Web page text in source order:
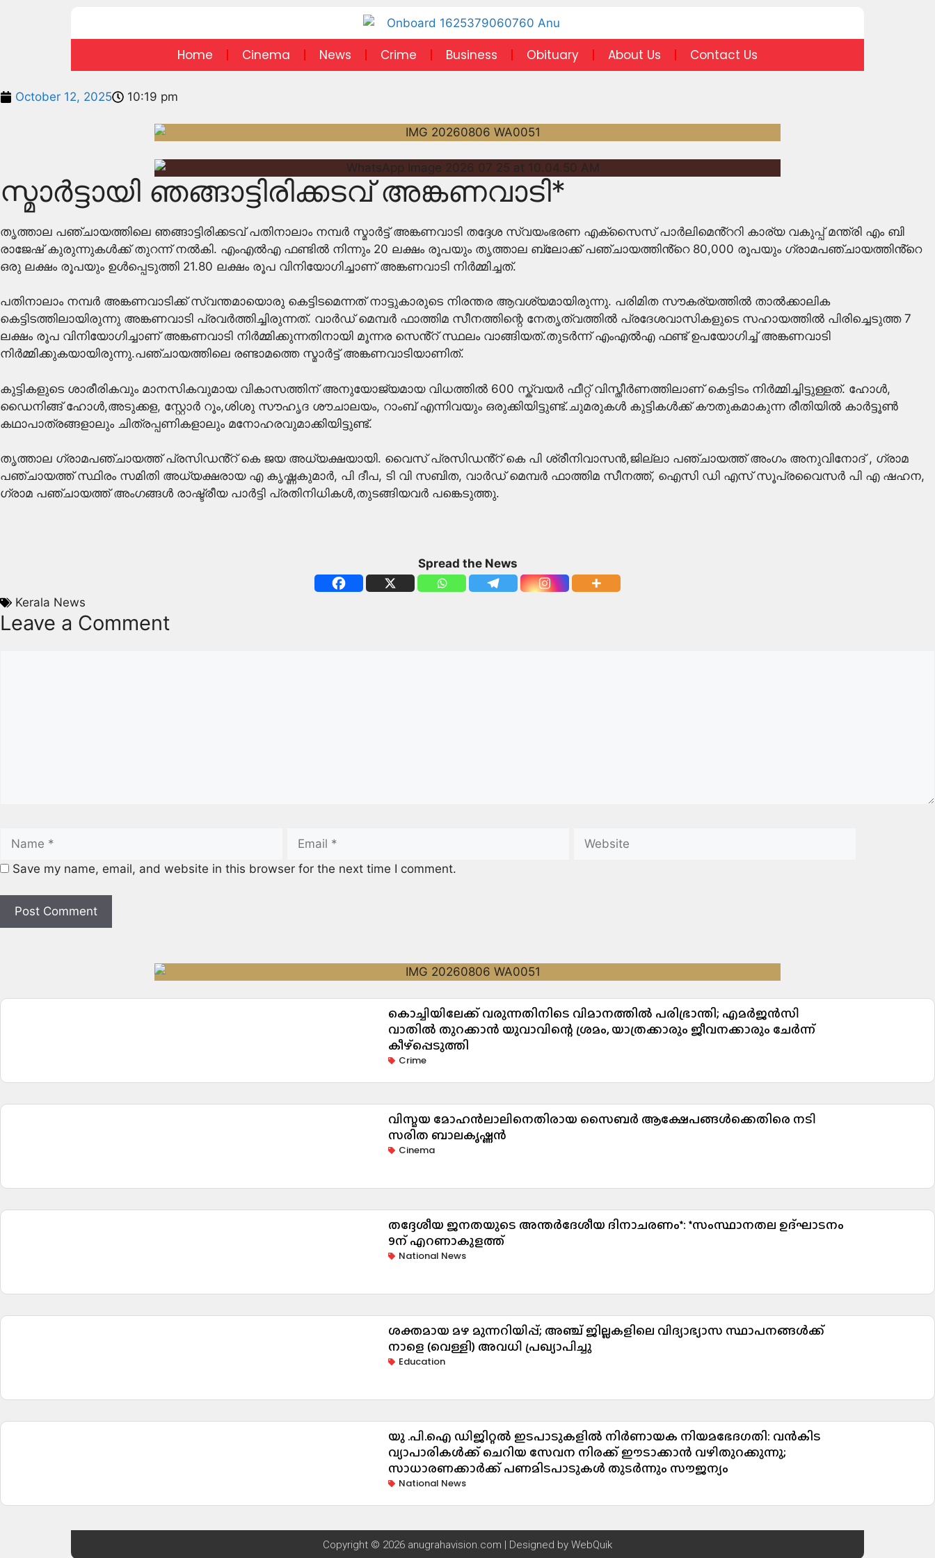
Home Cinema News Crime Business Obituary About Us Contact Us
October 12, 2025 10:19 pm
സ്മാർട്ടായി ഞങ്ങാട്ടിരിക്കടവ് അങ്കണവാടി*
തൃത്താല പഞ്ചായത്തിലെ ഞങ്ങാട്ടിരിക്കടവ് പതിനാലാം നമ്പർ സ്മാർട്ട് അങ്കണവാടി തദ്ദേശ സ്വയംഭരണ എക്സൈസ് പാർലിമെൻ്ററി കാര്യ വകുപ്പ് മന്ത്രി എം ബി
രാജേഷ് കുരുന്നുകൾക്ക് തുറന്ന് നൽകി. എംഎൽഎ ഫണ്ടിൽ നിന്നും 20 ലക്ഷം രൂപയും തൃത്താല ബ്ലോക്ക് പഞ്ചായത്തിൻ്റെ 80,000 രൂപയും ഗ്രാമപഞ്ചായത്തിൻ്റെ
ഒരു ലക്ഷം രൂപയും ഉൾപ്പെടുത്തി 21.80 ലക്ഷം രൂപ വിനിയോഗിച്ചാണ് അങ്കണവാടി നിർമ്മിച്ചത്.
പതിനാലാം നമ്പർ അങ്കണവാടിക്ക് സ്വന്തമായൊരു കെട്ടിടമെന്നത് നാട്ടുകാരുടെ നിരന്തര ആവശ്യമായിരുന്നു. പരിമിത സൗകര്യത്തിൽ താൽക്കാലിക
കെട്ടിടത്തിലായിരുന്നു അങ്കണവാടി പ്രവർത്തിച്ചിരുന്നത്. വാർഡ് മെമ്പർ ഫാത്തിമ സീനത്തിന്റെ നേതൃത്വത്തിൽ പ്രദേശവാസികളുടെ സഹായത്തിൽ പിരിച്ചെടുത്ത 7
ലക്ഷം രൂപ വിനിയോഗിച്ചാണ് അങ്കണവാടി നിർമ്മിക്കുന്നതിനായി മൂന്നര സെൻ്റ് സ്ഥലം വാങ്ങിയത്.തുടർന്ന് എംഎൽഎ ഫണ്ട് ഉപയോഗിച്ച് അങ്കണവാടി
നിർമ്മിക്കുകയായിരുന്നു.പഞ്ചായത്തിലെ രണ്ടാമത്തെ സ്മാർട്ട് അങ്കണവാടിയാണിത്.
കുട്ടികളുടെ ശാരീരികവും മാനസികവുമായ വികാസത്തിന് അനുയോജ്യമായ വിധത്തിൽ 600 സ്ക്വയർ ഫീറ്റ് വിസ്തീർണത്തിലാണ് കെട്ടിടം നിർമ്മിച്ചിട്ടുള്ളത്. ഹോൾ,
ഡൈനിങ്ങ് ഹോൾ,അടുക്കള, സ്റ്റോർ റൂം,ശിശു സൗഹൃദ ശൗചാലയം, റാംബ് എന്നിവയും ഒരുക്കിയിട്ടുണ്ട്.ചുമരുകൾ കുട്ടികൾക്ക് കൗതുകമാകുന്ന രീതിയിൽ കാർട്ടൂൺ
കഥാപാത്രങ്ങളാലും ചിത്രപ്പണികളാലും മനോഹരവുമാക്കിയിട്ടുണ്ട്.
തൃത്താല ഗ്രാമപഞ്ചായത്ത് പ്രസിഡൻ്റ് കെ ജയ അധ്യക്ഷയായി. വൈസ് പ്രസിഡൻ്റ് കെ പി ശ്രീനിവാസൻ,ജില്ലാ പഞ്ചായത്ത് അംഗം അനുവിനോദ് , ഗ്രാമ
പഞ്ചായത്ത് സ്ഥിരം സമിതി അധ്യക്ഷരായ എ കൃഷ്ണകുമാർ, പി ദീപ, ടി വി സബിത, വാർഡ് മെമ്പർ ഫാത്തിമ സീനത്ത്, ഐസി ഡി എസ് സൂപ്രവൈസർ പി എ ഷഹന,
ഗ്രാമ പഞ്ചായത്ത് അംഗങ്ങൾ രാഷ്ട്രീയ പാർട്ടി പ്രതിനിധികൾ,തുടങ്ങിയവർ പങ്കെടുത്തു.
Spread the News
Kerala News
Leave a Comment
Save my name, email, and website in this browser for the next time I comment.
കൊച്ചിയിലേക്ക് വരുന്നതിനിടെ വിമാനത്തിൽ പരിഭ്രാന്തി; എമർജൻസി
വാതിൽ തുറക്കാൻ യുവാവിന്റെ ശ്രമം, യാത്രക്കാരും ജീവനക്കാരും ചേർന്ന്
കീഴ്പ്പെടുത്തി
Crime
വിസ്മയ മോഹൻലാലിനെതിരായ സൈബർ ആക്ഷേപങ്ങൾക്കെതിരെ നടി
സരിത ബാലകൃഷ്ണൻ
Cinema
തദ്ദേശീയ ജനതയുടെ അന്തർദേശീയ ദിനാചരണം*: *സംസ്ഥാനതല ഉദ്ഘാടനം
9ന് എറണാകുളത്ത്
National News
ശക്തമായ മഴ മുന്നറിയിപ്പ്; അഞ്ച് ജില്ലകളിലെ വിദ്യാഭ്യാസ സ്ഥാപനങ്ങൾക്ക്
നാളെ (വെള്ളി) അവധി പ്രഖ്യാപിച്ചു
Education
യു .പി.ഐ ഡിജിറ്റൽ ഇടപാടുകളിൽ നിർണായക നിയമഭേദഗതി: വൻകിട
വ്യാപാരികൾക്ക് ചെറിയ സേവന നിരക്ക് ഈടാക്കാൻ വഴിതുറക്കുന്നു;
സാധാരണക്കാർക്ക് പണമിടപാടുകൾ തുടർന്നും സൗജന്യം
National News
Copyright © 2026 anugrahavision.com | Designed by WebQuik